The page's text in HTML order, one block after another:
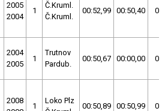
2005
2004
1
Č.Kruml.
Č.Kruml.
00:52,99 00:50,40
2004
2005
1
Trutnov
Pardub.
00:50,67 00:00,00
2008
1
Loko Plz
00:50,89 00:50,99